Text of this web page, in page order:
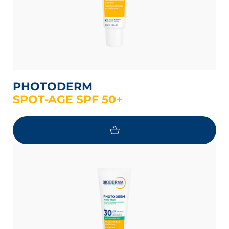
PHOTODERM
SPOT-AGE SPF 50+